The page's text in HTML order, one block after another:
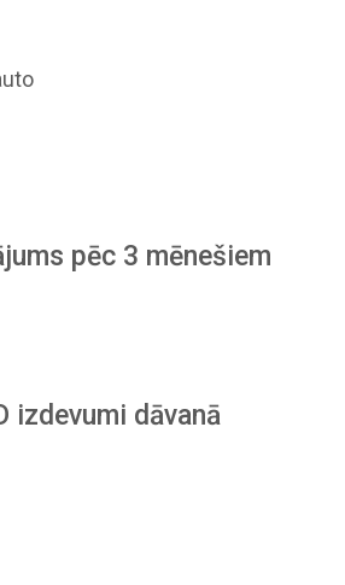
pēc 3 mēnešiem
izdevumi dāvanā